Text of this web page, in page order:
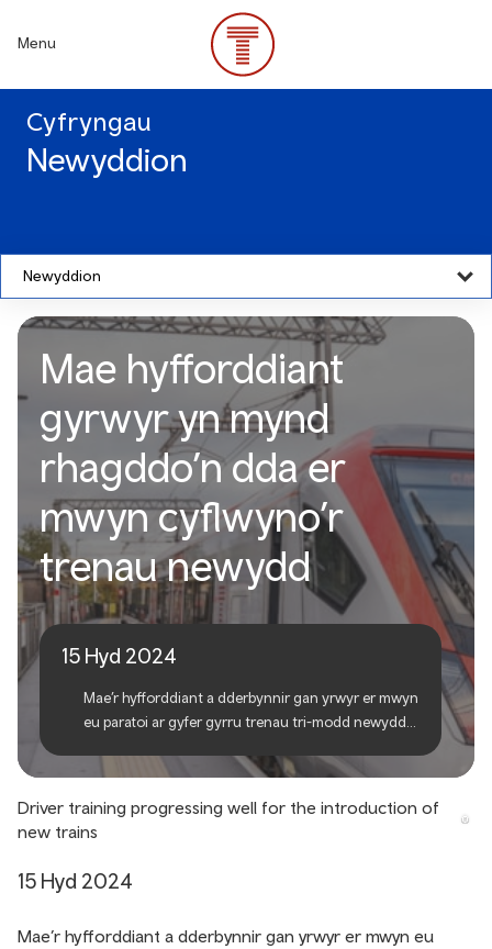
content
Menu
Cyfryngau
Newyddion
Newyddion
Mae hyfforddiant gyrwyr
yn mynd rhagddo’n dda er
mwyn cyflwyno’r trenau
newydd
Mae hyfforddiant
gyrwyr yn mynd
rhagddo’n dda er
mwyn cyflwyno’r
trenau newydd
15 Hyd 2024
Mae’r hyfforddiant a dderbynnir gan yrwyr er mwyn
eu paratoi ar gyfer gyrru trenau tri-modd newydd
gyflym cyn cyflwyno’r trenau yn ddiweddarach
Driver training progressing well for the introduction of
new trains
15 Hyd 2024
Mae’r hyfforddiant a dderbynnir gan yrwyr er mwyn eu